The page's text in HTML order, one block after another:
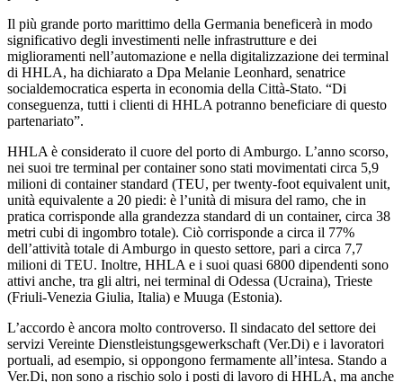
Il più grande porto marittimo della Germania beneficerà in modo
significativo degli investimenti nelle infrastrutture e dei
miglioramenti nell’automazione e nella digitalizzazione dei terminal
di HHLA, ha dichiarato a Dpa Melanie Leonhard, senatrice
socialdemocratica esperta in economia della Città-Stato. “Di
conseguenza, tutti i clienti di HHLA potranno beneficiare di questo
partenariato”.
HHLA è considerato il cuore del porto di Amburgo. L’anno scorso,
nei suoi tre terminal per container sono stati movimentati circa 5,9
milioni di container standard (TEU, per twenty-foot equivalent unit,
unità equivalente a 20 piedi: è l’unità di misura del ramo, che in
pratica corrisponde alla grandezza standard di un container, circa 38
metri cubi di ingombro totale). Ciò corrisponde a circa il 77%
dell’attività totale di Amburgo in questo settore, pari a circa 7,7
milioni di TEU. Inoltre, HHLA e i suoi quasi 6800 dipendenti sono
attivi anche, tra gli altri, nei terminal di Odessa (Ucraina), Trieste
(Friuli-Venezia Giulia, Italia) e Muuga (Estonia).
L’accordo è ancora molto controverso. Il sindacato del settore dei
servizi Vereinte Dienstleistungsgewerkschaft (Ver.Di) e i lavoratori
portuali, ad esempio, si oppongono fermamente all’intesa. Stando a
Ver.Di, non sono a rischio solo i posti di lavoro di HHLA, ma anche